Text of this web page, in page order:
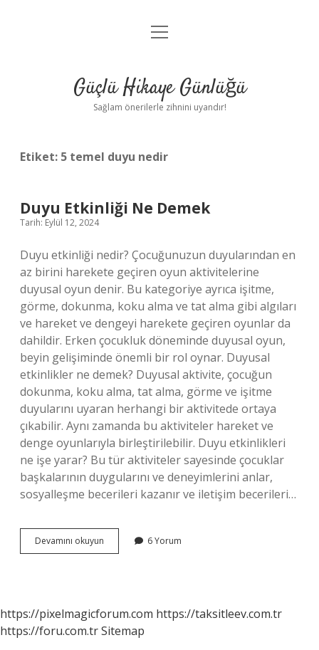
Anasayfa
Yasal Uyarı
menüyü
Güçlü Hikaye Günlüğü
Sağlam önerilerle zihnini uyandır!
Etiket: 5 temel duyu nedir
Duyu Etkinliği Ne Demek
Tarih: Eylül 12, 2024
Duyu etkinliği nedir? Çocuğunuzun duyularından en
az birini harekete geçiren oyun aktivitelerine
duyusal oyun denir. Bu kategoriye ayrıca işitme,
görme, dokunma, koku alma ve tat alma gibi algıları
ve hareket ve dengeyi harekete geçiren oyunlar da
dahildir. Erken çocukluk döneminde duyusal oyun,
beyin gelişiminde önemli bir rol oynar. Duyusal
etkinlikler ne demek? Duyusal aktivite, çocuğun
dokunma, koku alma, tat alma, görme ve işitme
duyularını uyaran herhangi bir aktivitede ortaya
çıkabilir. Aynı zamanda bu aktiviteler hareket ve
denge oyunlarıyla birleştirilebilir. Duyu etkinlikleri
ne işe yarar? Bu tür aktiviteler sayesinde çocuklar
başkalarının duygularını ve deneyimlerini anlar,
sosyalleşme becerileri kazanır ve iletişim becerileri…
Devamını okuyun
Etkinliği
6 Yorum
https://pixelmagicforum.com https://taksitleev.com.tr
https://foru.com.trSitemap